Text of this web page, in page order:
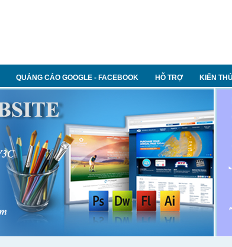
QUẢNG CÁO GOOGLE - FACEBOOK HỖ TRỢ KIẾN